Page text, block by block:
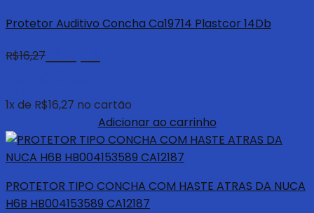
Protetor Auditivo Concha Ca19714 Plastcor 14Db
1x de R$16,27 no cartão
R$16,27
Adicionar ao carrinho
PROTETOR TIPO CONCHA COM HASTE ATRAS DA NUCA
H6B HB004153589 CA12187